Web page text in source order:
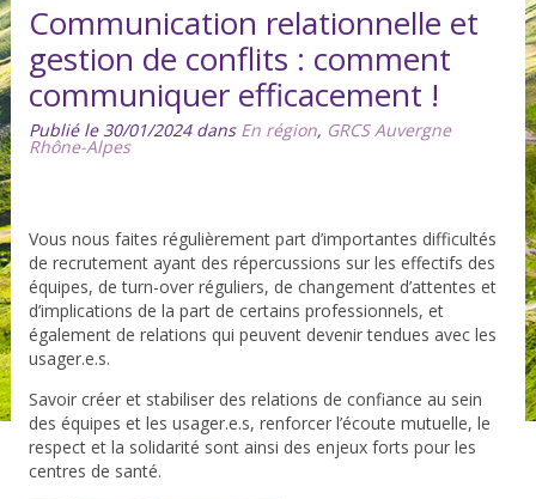
Communication relationnelle et
gestion de conflits : comment
communiquer efficacement !
Publié le 30/01/2024 dans En région, GRCS Auvergne
Rhône-Alpes
Vous nous faites régulièrement part d’importantes difficultés
de recrutement ayant des répercussions sur les effectifs des
équipes, de turn-over réguliers, de changement d’attentes et
d’implications de la part de certains professionnels, et
également de relations qui peuvent devenir tendues avec les
usager.e.s.
Savoir créer et stabiliser des relations de confiance au sein
des équipes et les usager.e.s, renforcer l’écoute mutuelle, le
respect et la solidarité sont ainsi des enjeux forts pour les
centres de santé.